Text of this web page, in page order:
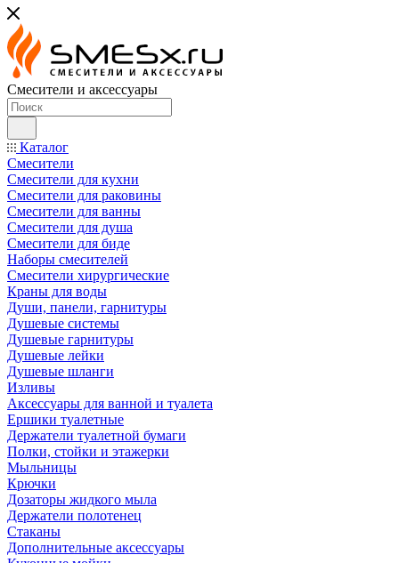
Смесители и аксессуары
Каталог
Смесители
Смесители для кухни
Смесители для раковины
Смесители для ванны
Смесители для душа
Смесители для биде
Наборы смесителей
Смесители хирургические
Краны для воды
Души, панели, гарнитуры
Душевые системы
Душевые гарнитуры
Душевые лейки
Душевые шланги
Изливы
Аксессуары для ванной и туалета
Ершики туалетные
Держатели туалетной бумаги
Полки, стойки и этажерки
Мыльницы
Крючки
Дозаторы жидкого мыла
Держатели полотенец
Стаканы
Дополнительные аксессуары